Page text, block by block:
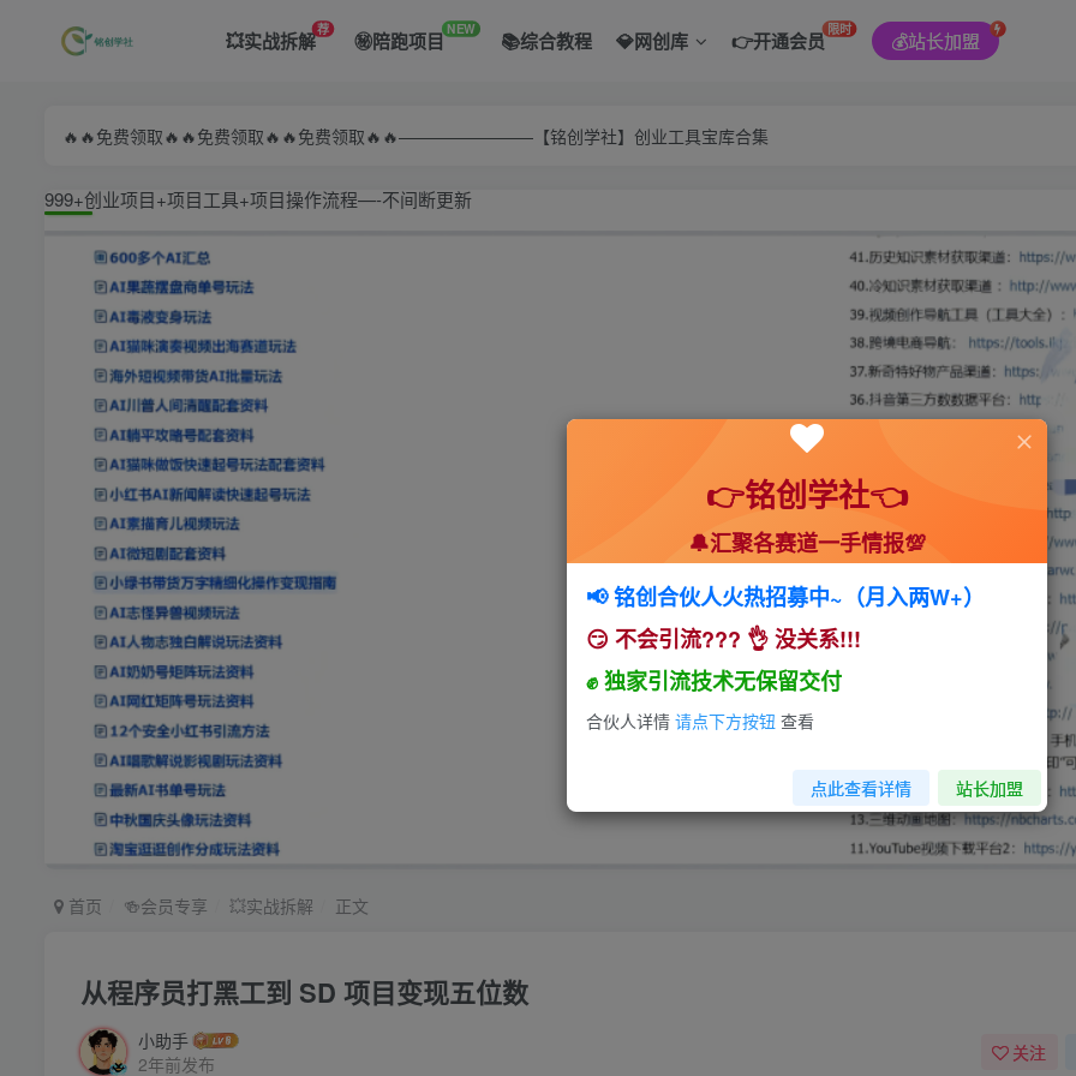
💥实战拆解荐 ㊙️陪跑项目NEW 📚综合教程 💎网创库 👉开通会员限时 💰站长加盟
🔥🔥免费领取🔥🔥免费领取🔥🔥免费领取🔥🔥————————【铭创学社】创业工具宝库合集
999+创业项目+项目工具+项目操作流程—-不间断更新
首页 🍻会员专享 💥实战拆解 正文
从程序员打黑工到 SD 项目变现五位数
小助手
2年前发布
关注
👉铭创学社👈
🔔汇聚各赛道一手情报💯
📢 铭创合伙人火热招募中~（月入两W+）
😏 不会引流??? 👌 没关系!!!
✊ 独家引流技术无保留交付
合伙人详情 请点下方按钮 查看
点此查看详情 站长加盟